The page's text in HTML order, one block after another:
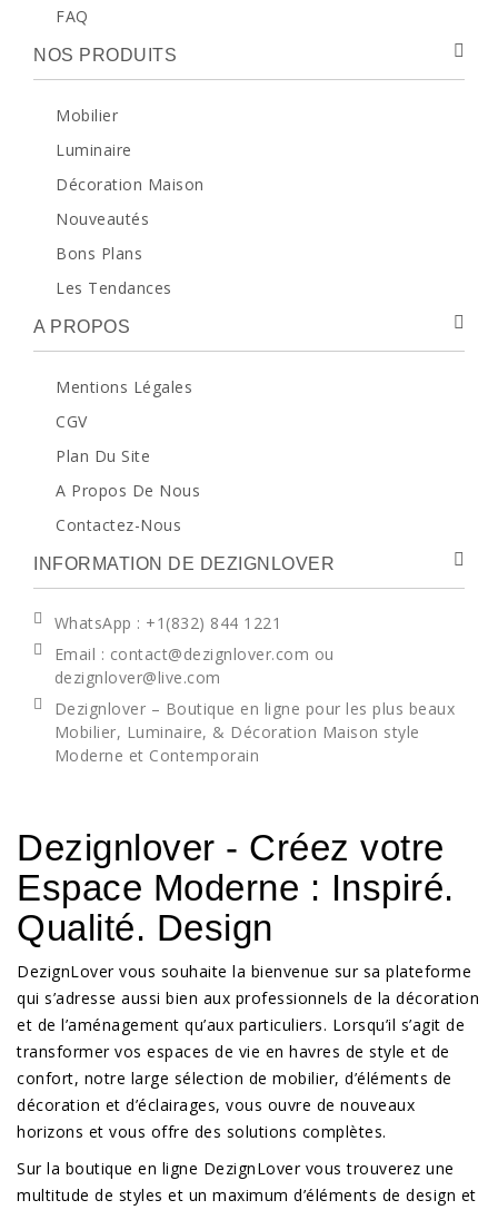
FAQ
NOS PRODUITS
Mobilier
Luminaire
Décoration Maison
Nouveautés
Bons Plans
Les Tendances
A PROPOS
Mentions Légales
CGV
Plan Du Site
A Propos De Nous
Contactez-Nous
INFORMATION DE DEZIGNLOVER
WhatsApp : +1(832) 844 1221
Email : contact@dezignlover.com ou
dezignlover@live.com
Dezignlover – Boutique en ligne pour les plus beaux
Mobilier, Luminaire, & Décoration Maison style
Moderne et Contemporain
Dezignlover - Créez votre
Espace Moderne : Inspiré.
Qualité. Design
DezignLover vous souhaite la bienvenue sur sa plateforme
qui s’adresse aussi bien aux professionnels de la décoration
et de l’aménagement qu’aux particuliers. Lorsqu’il s’agit de
transformer vos espaces de vie en havres de style et de
confort, notre large sélection de mobilier, d’éléments de
décoration et d’éclairages, vous ouvre de nouveaux
horizons et vous offre des solutions complètes.
Sur la boutique en ligne DezignLover vous trouverez une
multitude de styles et un maximum d’éléments de design et